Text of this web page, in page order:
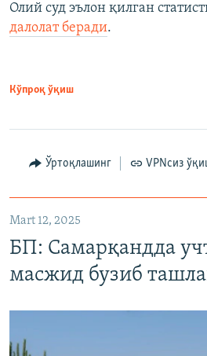
Олий суд эълон қилган
далолат беради.
Кўпроқ ўқиш
Ўртоқлашинг VPNсиз
Mart 12, 2025
БП: Самарқандда
масжид бузиб